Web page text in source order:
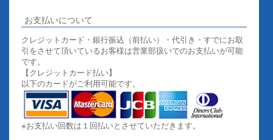
お支払いについて
クレジットカード・銀行振込（前払い）・代引き・すでにお取
引をさせて頂いているお客様は営業部扱いでのお支払いが可能
です。
【クレジットカード払い】
以下のカードがご利用可能です。
※お支払い回数は１回払いとさせていただきます。